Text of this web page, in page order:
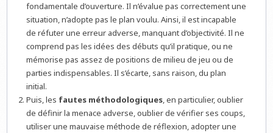
fondamentale d’ouverture. Il n’évalue pas correctement une
situation, n’adopte pas le plan voulu. Ainsi, il est incapable
de réfuter une erreur adverse, manquant d’objectivité. Il ne
comprend pas les idées des débuts qu’il pratique, ou ne
mémorise pas assez de positions de milieu de jeu ou de
parties indispensables. Il s’écarte, sans raison, du plan
initial.
Puis, les fautes méthodologiques, en particulier, oublier
de définir la menace adverse, oublier de vérifier ses coups,
utiliser une mauvaise méthode de réflexion, adopter une